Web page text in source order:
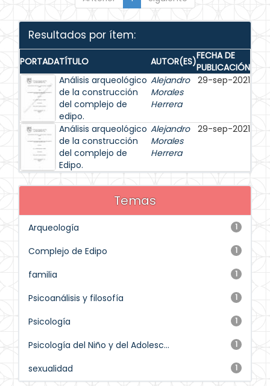
Resultados por ítem:
PORTADATÍTULO AUTOR(ES)FECHA DE
PUBLICACIÓN
Análisis arqueológico
de la construcción
del complejo de
edipo.
Alejandro
Morales
Herrera
29-sep-2021
Análisis arqueológico
de la construcción
del complejo de
Edipo.
Alejandro
Morales
Herrera
29-sep-2021
Temas
1
Arqueología
1
Complejo de Edipo
1
familia
1
Psicoanálisis y filosofía
1
Psicología
1
Psicología del Niño y del Adolesc...
1
sexualidad